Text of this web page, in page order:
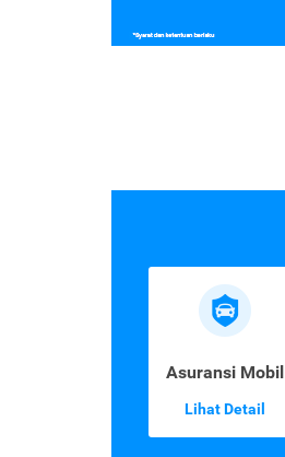
Asuransi Mobil
Lihat Detail